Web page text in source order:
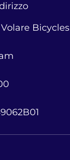
Bicycles